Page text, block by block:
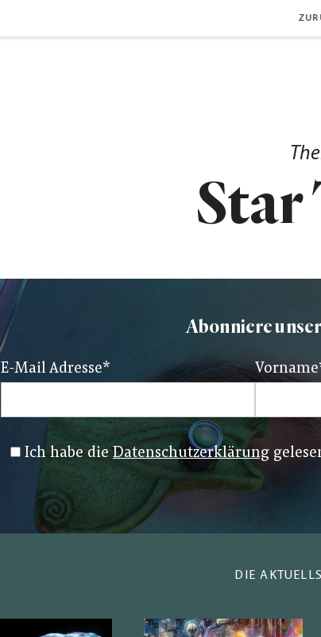
Star
Abonniere
E-Mail Adresse* Vorname
Ich habe dieDatenschutzerklärung
DIE